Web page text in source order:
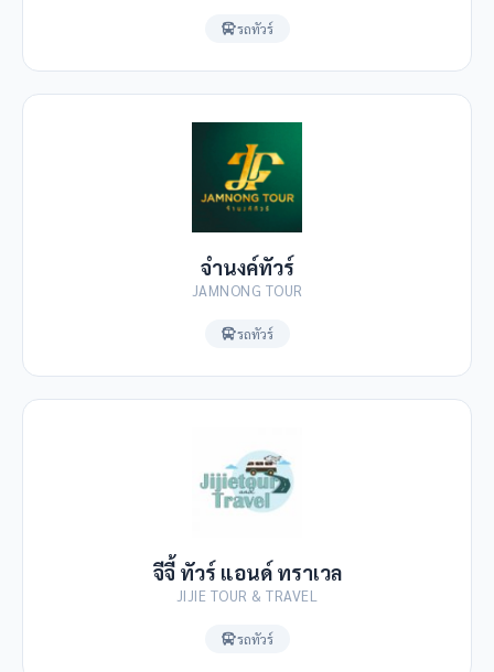
รถทัวร์
จำนงค์ทัวร์
JAMNONG TOUR
รถทัวร์
จีจี้ ทัวร์ แอนด์ ทราเวล
JIJIE TOUR & TRAVEL
รถทัวร์